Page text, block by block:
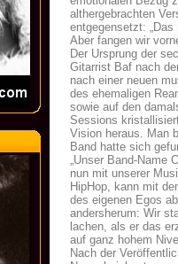
althergebrachten
entgegensetzt: „Das
Aber fangen wir
Der Ursprung der
Gitarrist Baf nach
nach einer neuen
des ehemaligen
sowie auf den
Sessions
Vision heraus. Man
Band hatte sich
„Unser Band-Name
nun mit unserer
HipHop, kann mit
des eigenen Egos
andersherum: Wir
lachen, als er das
auf ganz hohem
Nach der